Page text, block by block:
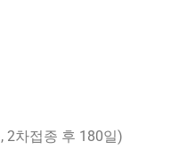
2차접종 후 180일)